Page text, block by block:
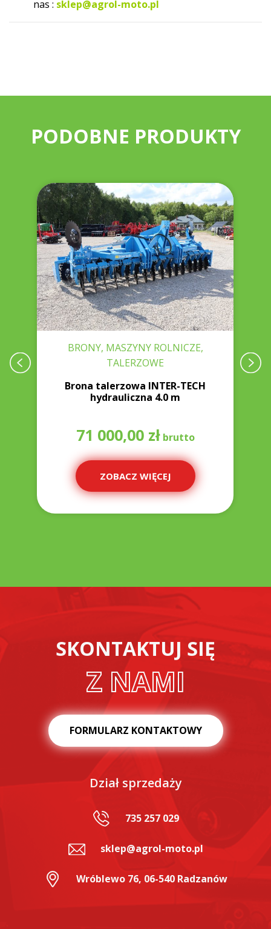
nas : sklep@agrol-moto.pl
PODOBNE PRODUKTY
BRONY, MASZYNY ROLNICZE,
TALERZOWE
Brona talerzowa INTER-TECH
hydrauliczna 4.0 m
71 000,00 zł
ZOBACZ WIĘCEJ
SKONTAKTUJ SIĘ
Z NAMI
FORMULARZ KONTAKTOWY
Dział sprzedaży
735 257 029
sklep@agrol-moto.pl
Wróblewo 76, 06-540 Radzanów